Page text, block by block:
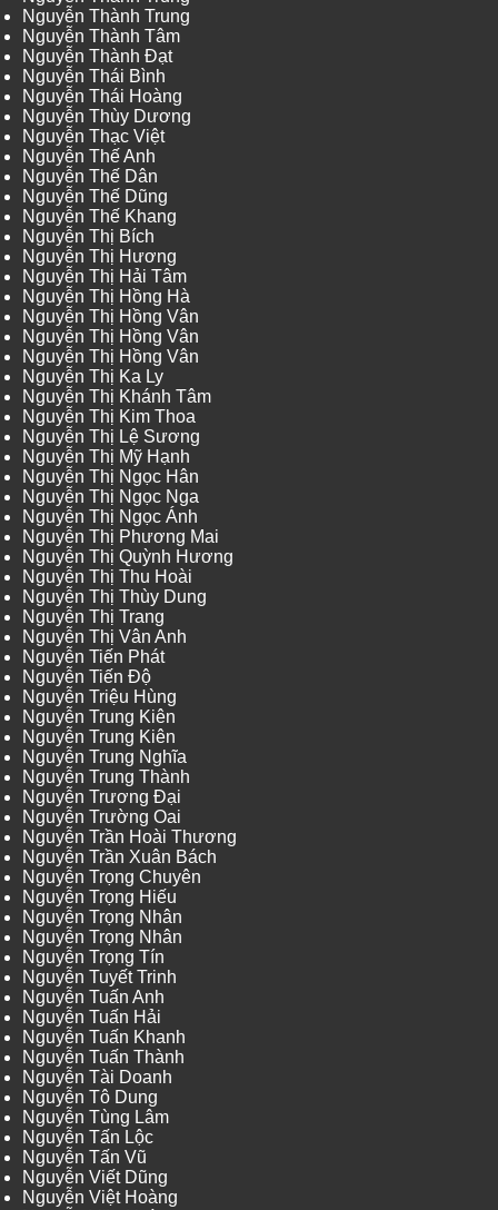
Nguyễn Thành Trung
Nguyễn Thành Tâm
Nguyễn Thành Đạt
Nguyễn Thái Bình
Nguyễn Thái Hoàng
Nguyễn Thùy Dương
Nguyễn Thạc Việt
Nguyễn Thế Anh
Nguyễn Thế Dân
Nguyễn Thế Dũng
Nguyễn Thế Khang
Nguyễn Thị Bích
Nguyễn Thị Hương
Nguyễn Thị Hải Tâm
Nguyễn Thị Hồng Hà
Nguyễn Thị Hồng Vân
Nguyễn Thị Hồng Vân
Nguyễn Thị Hồng Vân
Nguyễn Thị Ka Ly
Nguyễn Thị Khánh Tâm
Nguyễn Thị Kim Thoa
Nguyễn Thị Lệ Sương
Nguyễn Thị Mỹ Hạnh
Nguyễn Thị Ngọc Hân
Nguyễn Thị Ngọc Nga
Nguyễn Thị Ngọc Ánh
Nguyễn Thị Phương Mai
Nguyễn Thị Quỳnh Hương
Nguyễn Thị Thu Hoài
Nguyễn Thị Thùy Dung
Nguyễn Thị Trang
Nguyễn Thị Vân Anh
Nguyễn Tiến Phát
Nguyễn Tiến Độ
Nguyễn Triệu Hùng
Nguyễn Trung Kiên
Nguyễn Trung Kiên
Nguyễn Trung Nghĩa
Nguyễn Trung Thành
Nguyễn Trương Đại
Nguyễn Trường Oai
Nguyễn Trần Hoài Thương
Nguyễn Trần Xuân Bách
Nguyễn Trọng Chuyên
Nguyễn Trọng Hiếu
Nguyễn Trọng Nhân
Nguyễn Trọng Nhân
Nguyễn Trọng Tín
Nguyễn Tuyết Trinh
Nguyễn Tuấn Anh
Nguyễn Tuấn Hải
Nguyễn Tuấn Khanh
Nguyễn Tuấn Thành
Nguyễn Tài Doanh
Nguyễn Tô Dung
Nguyễn Tùng Lâm
Nguyễn Tấn Lộc
Nguyễn Tấn Vũ
Nguyễn Viết Dũng
Nguyễn Việt Hoàng